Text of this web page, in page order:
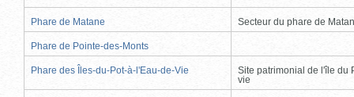
Phare de Matane Secteur du phare de
Phare de Pointe-des-Monts
Phare des Îles-du-Pot-à-l'Eau-de-Vie
Site patrimonial de l'île du
vie